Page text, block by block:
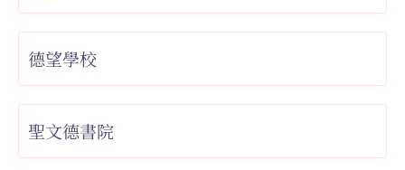
德望學校
聖文德書院